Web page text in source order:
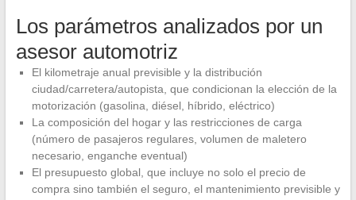
Los parámetros analizados por un
asesor automotriz
El kilometraje anual previsible y la distribución
ciudad/carretera/autopista, que condicionan la elección de la
motorización (gasolina, diésel, híbrido, eléctrico)
La composición del hogar y las restricciones de carga
(número de pasajeros regulares, volumen de maletero
necesario, enganche eventual)
El presupuesto global, que incluye no solo el precio de
compra sino también el seguro, el mantenimiento previsible y